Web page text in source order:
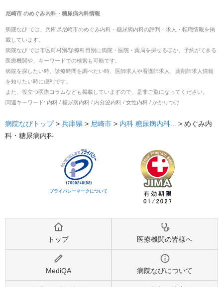
尼崎市のめぐみ内科・糖尿病内科情報
病院なび では、 兵庫県 尼崎市のめぐみ内科・糖尿病内科の評判・求人・転職情報を掲
載しています。
病院なび では市区町村別/診療科目別に病院・医院・薬局を探せるほか、予約ができる
医療機関や、キーワードでの検索も可能です。
病院を探したい時、診療時間を調べたい時、医師求人や看護師求人、薬剤師求人情報
を知りたい時に便利です。
また、役立つ医療コラムなども掲載していますので、是非ご覧になってください。
関連キーワード: 内科 / 糖尿病内科 / 内分泌内科 / 女性内科 / かかりつけ
病院なびトップ> 兵庫県 > 尼崎市 > 内科 糖尿病内科 ... > めぐみ内
科・糖尿病内科
プライバシーマークについて
トップ 医療機関の皆様へ
MediQA 病院なびについて